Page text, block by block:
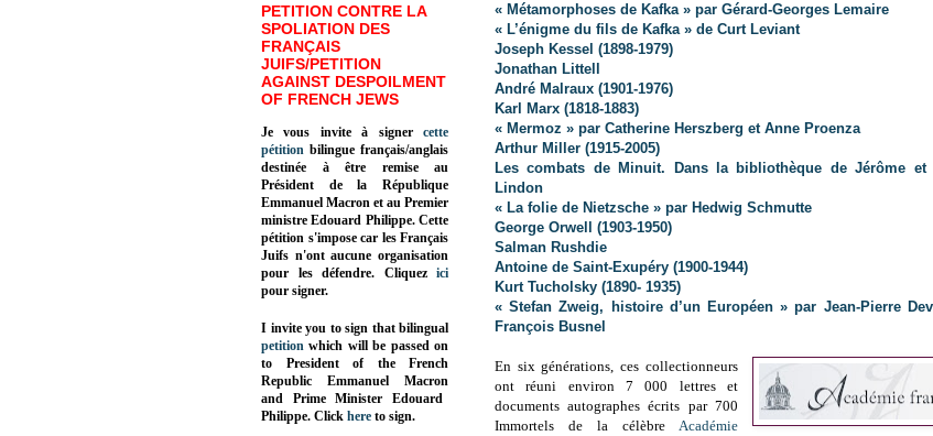
« Métamorphoses de Kafka » par Gérard-Georges Lemaire
« L’énigme du fils de Kafka » de Curt Leviant
Joseph Kessel (1898-1979)
Jonathan Littell
André Malraux (1901-1976)
Karl Marx (1818-1883)
« Mermoz » par Catherine Herszberg et Anne Proenza
Arthur Miller (1915-2005)
Les combats de Minuit. Dans la bibliothèque de Jérôme et
Lindon
« La folie de Nietzsche » par Hedwig Schmutte
George Orwell (1903-1950)
Salman Rushdie
Antoine de Saint-Exupéry (1900-1944)
Kurt Tucholsky (1890- 1935)
« Stefan Zweig, histoire d’un Européen » par Jean-Pierre
François Busnel
En six générations, ces collectionneurs
ont réuni environ 7 000 lettres et
documents autographes écrits par 700
Immortels de la célèbre Académie
PETITION CONTRE LA
SPOLIATION DES
FRANÇAIS
JUIFS/PETITION
AGAINST DESPOILMENT
OF FRENCH JEWS
Je vous invite à signer cette
pétition bilingue français/anglais
destinée à être remise au
Président de la République
Emmanuel Macron et au Premier
ministre Edouard Philippe. Cette
pétition s'impose car les Français
Juifs n'ont aucune organisation
pour les défendre. Cliquez
ici
pour signer.
I invite you to sign that bilingual
petition which will be passed on
to President of the French
Republic Emmanuel Macron
and Prime Minister Edouard
Philippe. Click here to sign.